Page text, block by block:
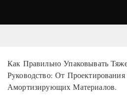
Как Правильно Упаковывать
Руководство: От
Амортизирующих Материалов.